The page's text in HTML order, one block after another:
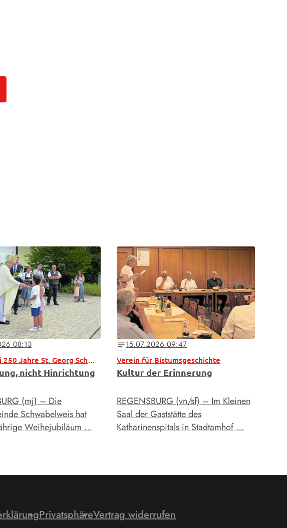
08:13
Bischof bei 250 Jahre St. Georg Schwabelweis
nicht Hinrichtung
(mj) – Die
Schwabelweis hat
Weihejubiläum …
notes15.07.2026 09:47
Verein für Bistumsgeschichte
Kultur der Erinnerung
REGENSBURG (vn/sf) – Im Kleinen
Saal der Gaststätte des
Katharinenspitals in Stadtamhof …
PrivatsphäreVertrag widerrufen